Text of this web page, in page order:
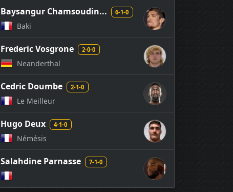
Baysangur Chamsoudin... 6-1-0
Baki
Frederic Vosgrone 2-0-0
Neanderthal
Cedric Doumbe 2-1-0
Le Meilleur
Hugo Deux 4-1-0
Némésis
Salahdine Parnasse 7-1-0